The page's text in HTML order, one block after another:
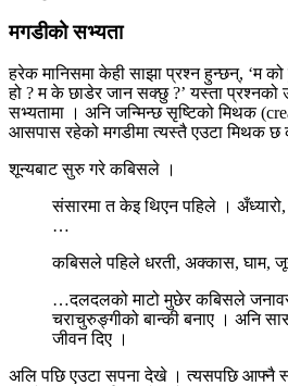
मगडीको सभ्यता
हरेक मानिसमा केही साझा प्रश्न हुन्छन्, ‘म
हो ? म के छाडेर जान सक्छु ?’ यस्ता प्रश्नको
सभ्यतामा । अनि जन्मिन्छ सृष्टिको मिथक
आसपास रहेको मगडीमा त्यस्तै एउटा मिथक छ
शून्यबाट सुरु गरे कबिसले ।
संसारमा त केइ थिएन पहिले ।
…
कबिसले पहिले धरती, अक्कास, घाम,
…दलदलको माटो मुछेर कबिसले
चराचुरुङ्गीको बान्की बनाए । अनि
जीवन दिए ।
अलि पछि एउटा सपना देखे । त्यसपछि आफ्नै